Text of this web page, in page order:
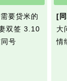
需要贷米的
双签 3.10
号
[
大
情